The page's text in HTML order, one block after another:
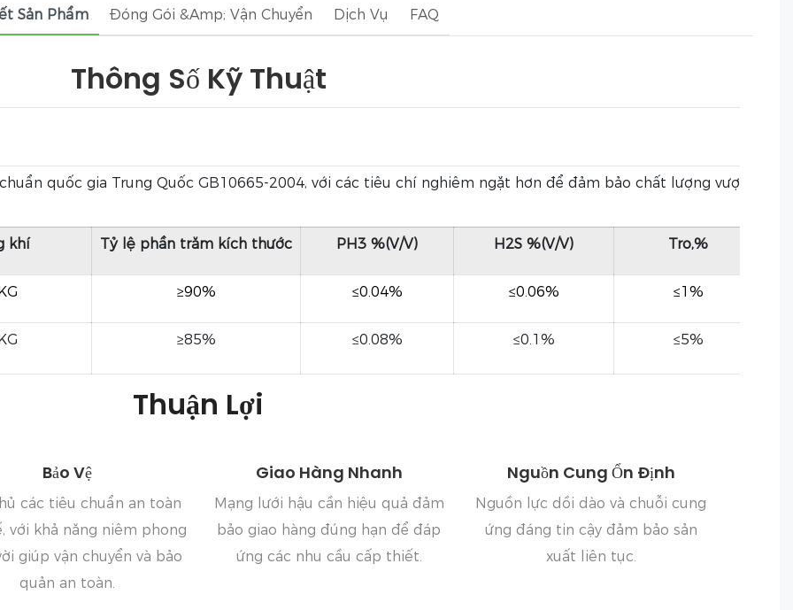
Sản Phẩm Đóng Gói &amp; Vận Chuyển Dịch Vụ FAQ
Thông Số Kỹ Thuật
quốc gia Trung Quốc GB10665-2004, với các tiêu chí nghiêm ngặt hơn để đảm bảo chất lượng vượt
khí Tỷ lệ phần trăm kích thước PH3 %(V/V) H2S %(V/V) Tro,%
≥90% ≤0.04% ≤0.06% ≤1%
≥85% ≤0.08% ≤0.1% ≤5%
Thuận Lợi
Bảo Vệ
các tiêu chuẩn an toàn
với khả năng niêm phong
giúp vận chuyển và bảo
quản an toàn.
Giao Hàng Nhanh
Mạng lưới hậu cần hiệu quả đảm
bảo giao hàng đúng hạn để đáp
ứng các nhu cầu cấp thiết.
Nguồn Cung Ổn Định
Nguồn lực dồi dào và chuỗi cung
ứng đáng tin cậy đảm bảo sản
xuất liên tục.